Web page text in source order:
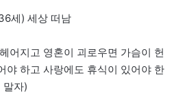
세) 세상 떠남
어지고 영혼이 괴로우면 가슴이 헌
야 하고 사랑에도 휴식이 있어야 한
말자)